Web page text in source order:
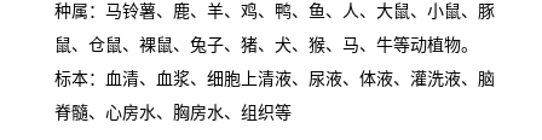
种属：马铃薯、鹿、羊、鸡、鸭、鱼、人、大鼠、小鼠、豚
鼠、仓鼠、裸鼠、兔子、猪、犬、猴、马、牛等动植物。
标本：血清、血浆、细胞上清液、尿液、体液、灌洗液、脑
脊髓、心房水、胸房水、组织等